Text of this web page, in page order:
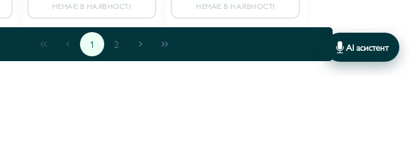
НЕМАЄ В НАЯВНОСТІ НЕМАЄ В НАЯВНОСТІ
1 2 AI асистент